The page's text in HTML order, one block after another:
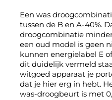
Een was
tussen de B en A-40%.
droogcombinatie
een oud model is geen
kunnen energielabel E
dit duidelijk vermeld
witgoed apparaat je
dat je hier erg in hebt.
was-droogbeurt is met